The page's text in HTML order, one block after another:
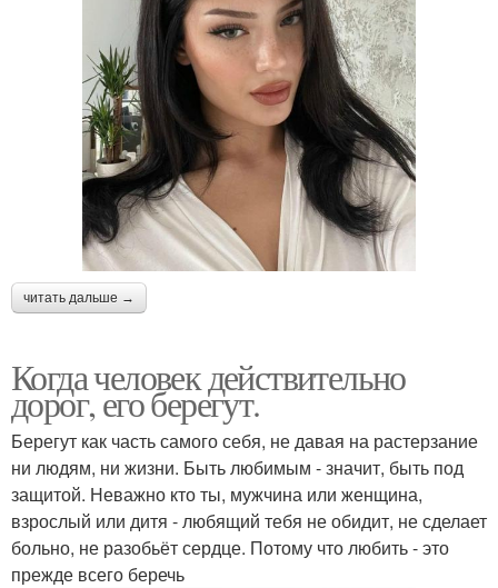
читать дальше →
Когда человек действительно
дорог, его берегут.
Берегут как часть самого себя, не давая на растерзание
ни людям, ни жизни. Быть любимым - значит, быть под
защитой. Неважно кто ты, мужчина или женщина,
взрослый или дитя - любящий тебя не обидит, не сделает
больно, не разобьёт сердце. Потому что любить - это
прежде всего беречь